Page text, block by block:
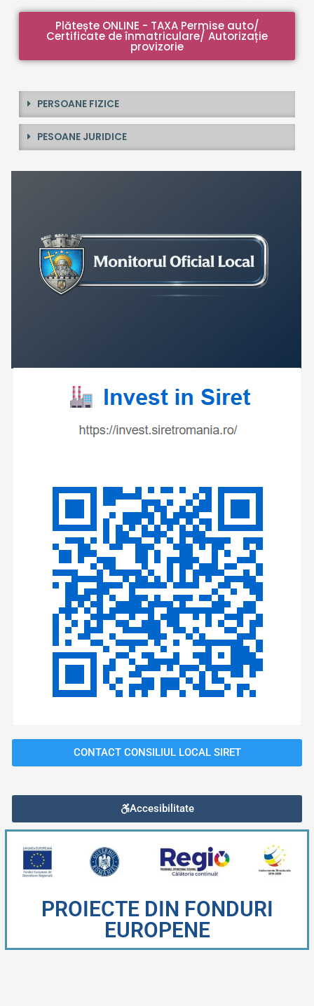
Plătește ONLINE - TAXA Permise auto/
Certificate de înmatriculare/ Autorizație
provizorie
PERSOANE FIZICE
PESOANE JURIDICE
CONTACT CONSILIUL LOCAL SIRET
Accesibilitate
PROIECTE DIN FONDURI
EUROPENE